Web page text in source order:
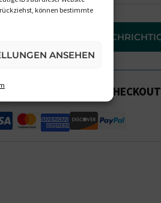
können bestimmte
ANSEHEN
SICHERER CHECKOUT